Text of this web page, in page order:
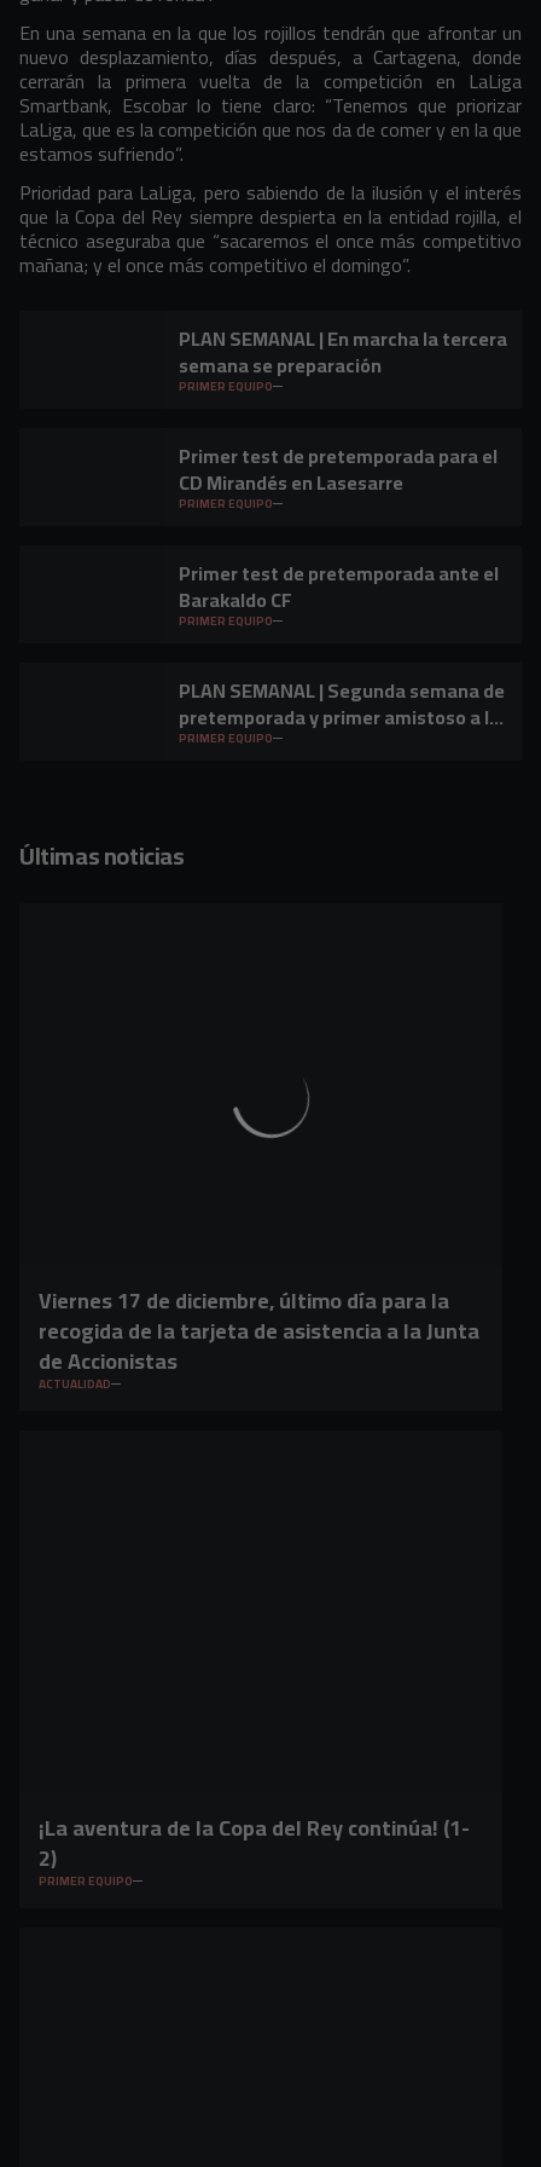
En una semana en la que los rojillos tendrán que afrontar un
nuevo desplazamiento, días después, a Cartagena, donde
cerrarán la primera vuelta de la competición en LaLiga
Smartbank, Escobar lo tiene claro: “Tenemos que priorizar
LaLiga, que es la competición que nos da de comer y en la que
estamos sufriendo”.
Prioridad para LaLiga, pero sabiendo de la ilusión y el interés
que la Copa del Rey siempre despierta en la entidad rojilla, el
técnico aseguraba que “sacaremos el once más competitivo
mañana; y el once más competitivo el domingo”.
PLAN SEMANAL | En marcha la tercera
semana se preparación
PRIMER EQUIPO
Primer test de pretemporada para el
CD Mirandés en Lasesarre
PRIMER EQUIPO
Primer test de pretemporada ante el
Barakaldo CF
PRIMER EQUIPO
PLAN SEMANAL | Segunda semana de
pretemporada y primer amistoso a la
vista
PRIMER EQUIPO
Últimas noticias
Viernes 17 de diciembre, último día para la
recogida de la tarjeta de asistencia a la Junta
de Accionistas
ACTUALIDAD
¡La aventura de la Copa del Rey continúa! (1-
2)
PRIMER EQUIPO